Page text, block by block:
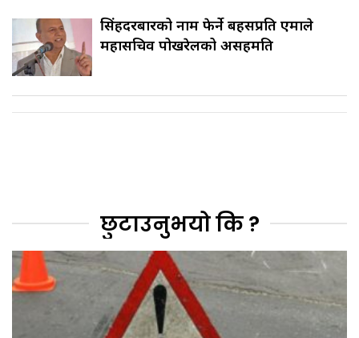
सिंहदरबारको नाम फेर्ने बहसप्रति एमाले
महासचिव पोखरेलको असहमति
छुटाउनुभयो कि ?